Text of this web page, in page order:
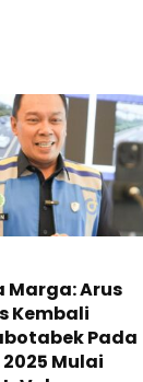
Marga: Arus
Kembali
Pada
Mulai